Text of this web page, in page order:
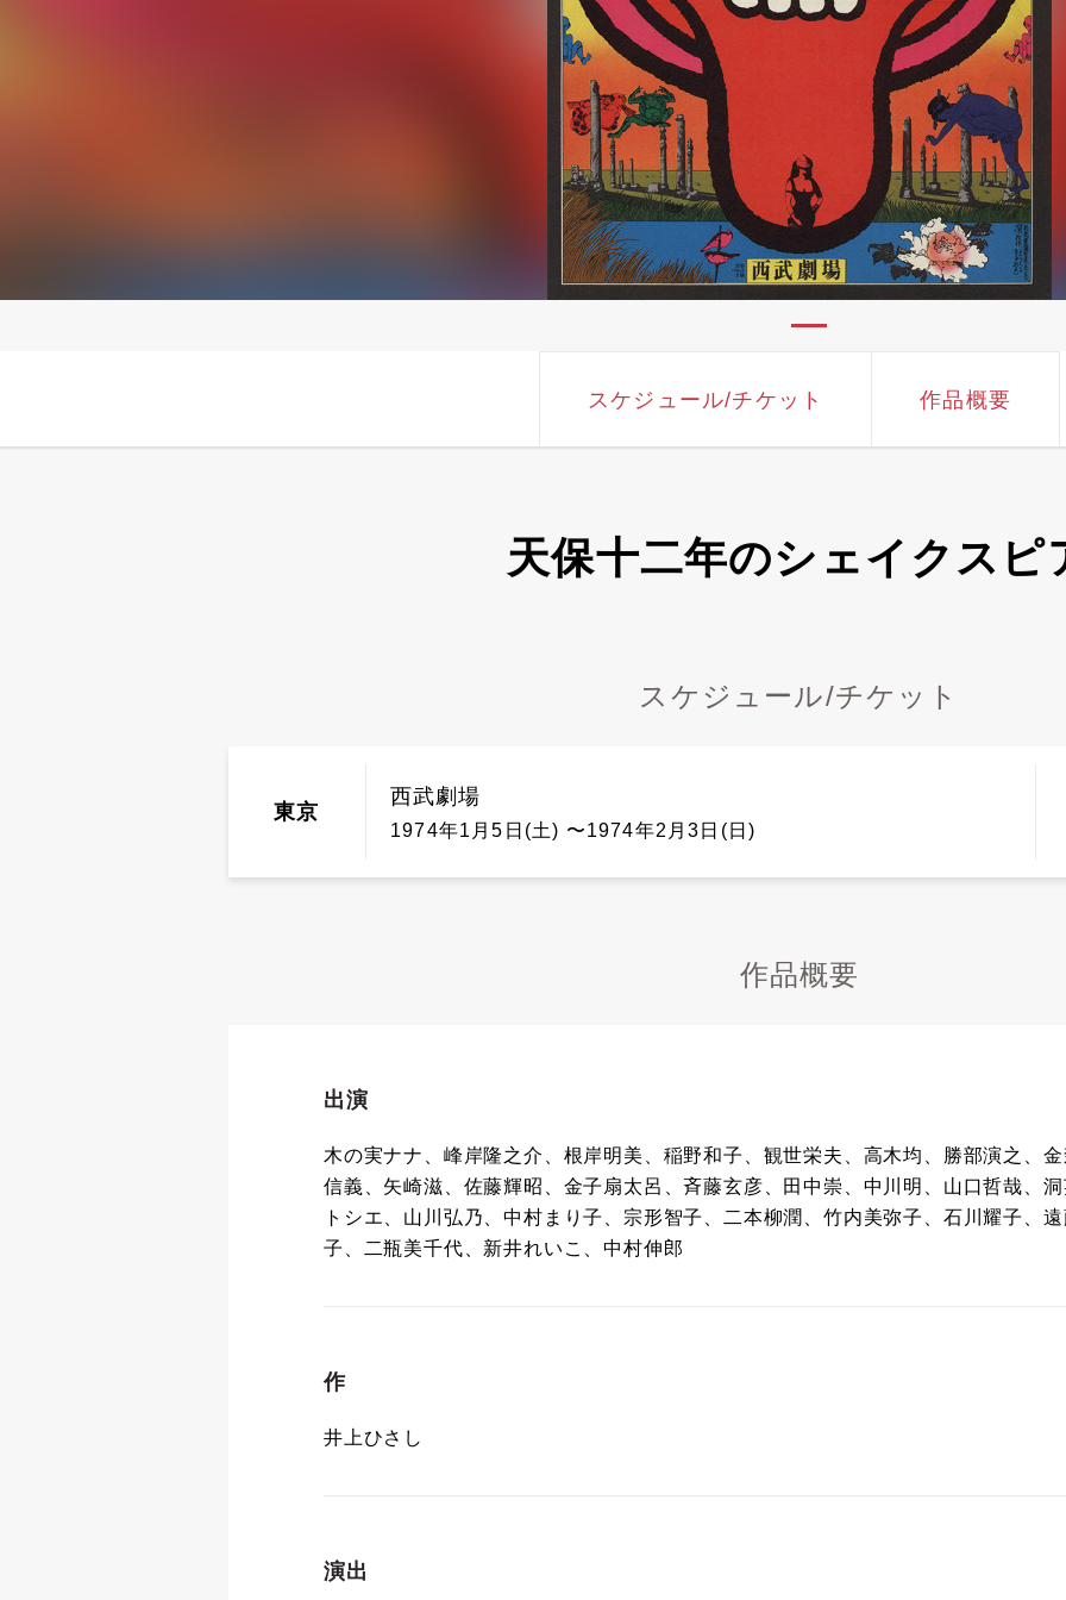
スケジュール/チケット 作品概要
天保十二年のシェイクスピ
スケジュール/チケット
東京
西武劇場
1974年1月5日(土) 〜1974年2月3日(日)
作品概要
出演
木の実ナナ、峰岸隆之介、根岸明美、稲野和子、観世栄夫、高木均、勝部演之、
信義、矢崎滋、佐藤輝昭、金子扇太呂、斉藤玄彦、田中崇、中川明、山口哲哉、
トシエ、山川弘乃、中村まり子、宗形智子、二本柳潤、竹内美弥子、石川耀子、
子、二瓶美千代、新井れいこ、中村伸郎
作
井上ひさし
演出